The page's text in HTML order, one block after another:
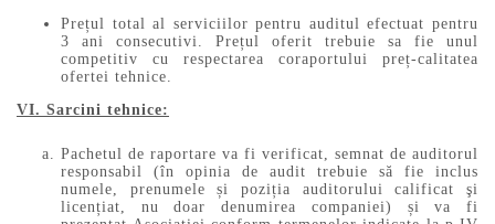
Prețul total al serviciilor pentru auditul efectuat pentru
3 ani consecutivi. Prețul oferit trebuie sa fie unul
competitiv cu respectarea coraportului preț-calitatea
ofertei tehnice.
VI. Sarcini tehnice:
Pachetul de raportare va fi verificat, semnat de auditorul
responsabil (în opinia de audit trebuie să fie inclus
numele, prenumele și poziția auditorului calificat şi
licențiat, nu doar denumirea companiei) și va fi